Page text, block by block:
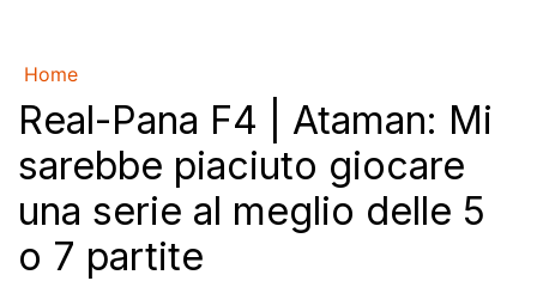
Home
Real-Pana F4 | Ataman: Mi
sarebbe piaciuto giocare
una serie al meglio delle 5
o 7 partite